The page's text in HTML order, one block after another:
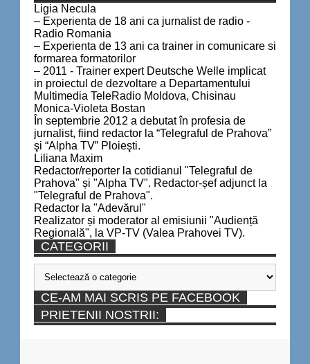
Ligia Necula
– Experienta de 18 ani ca jurnalist de radio -
Radio Romania
– Experienta de 13 ani ca trainer in comunicare si
formarea formatorilor
– 2011 - Trainer expert Deutsche Welle implicat
in proiectul de dezvoltare a Departamentului
Multimedia TeleRadio Moldova, Chisinau
Monica-Violeta Bostan
În septembrie 2012 a debutat în profesia de
jurnalist, fiind redactor la “Telegraful de Prahova”
şi “Alpha TV” Ploieşti.
Liliana Maxim
Redactor/reporter la cotidianul "Telegraful de
Prahova" și "Alpha TV". Redactor-șef adjunct la
"Telegraful de Prahova".
Redactor la "Adevărul"
Realizator și moderator al emisiunii "Audiență
Regională", la VP-TV (Valea Prahovei TV).
CATEGORII
Categorii
CE-AM MAI SCRIS PE FACEBOOK
PRIETENII NOSTRII: